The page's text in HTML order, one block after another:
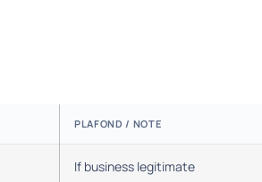
PLAFOND / NOTE
If business legitimate